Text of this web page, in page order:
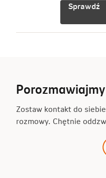
Sprawdź
Porozmawiajmy
Zostaw kontakt do
rozmowy. Chętnie